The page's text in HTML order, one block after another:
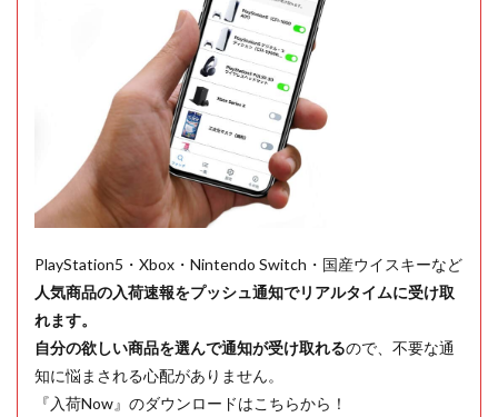
PlayStation5・Xbox・Nintendo Switch・国産ウイスキーなど
人気商品の入荷速報をプッシュ通知でリアルタイムに受け取
れます。
自分の欲しい商品を選んで通知が受け取れるので、不要な通
知に悩まされる心配がありません。
『入荷Now』のダウンロードはこちらから！